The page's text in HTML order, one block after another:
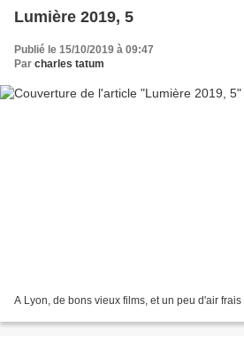
Lumière 2019, 5
Publié le 15/10/2019 à 09:47
Par charles tatum
A Lyon, de bons vieux films, et un peu d'air frais